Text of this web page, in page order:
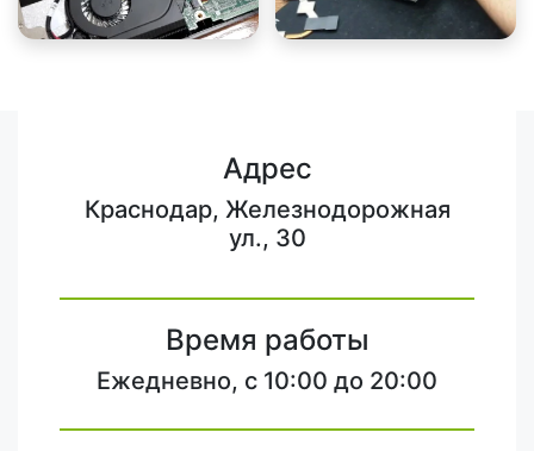
Адрес
Краснодар, Железнодорожная
ул., 30
Время работы
Ежедневно, с 10:00 до 20:00